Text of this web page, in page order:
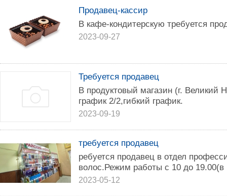
Продавец-кассир
В кафе-кондитерскую требуется
2023-09-27
Требуется продавец
В продуктовый магазин (г. Великий
график 2/2,гибкий график.
2023-09-19
требуется продавец
ребуется продавец в отдел
волос.Режим работы с 10 до
2023-05-12